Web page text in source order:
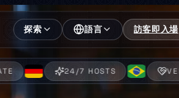
探索 語言 訪客即入場
24/7 HOSTS VERIFIED VIBES